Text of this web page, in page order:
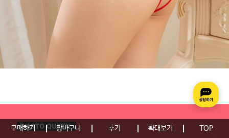
구매하기 장바구니 후기 확대보기 TOP